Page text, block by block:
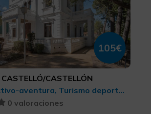
105€
CASTELLÓN
Turismo activo-aventura, Turismo deportivo, BTT, cicloturismo y ciclismo , Actividades náuticas
0 valoraciones